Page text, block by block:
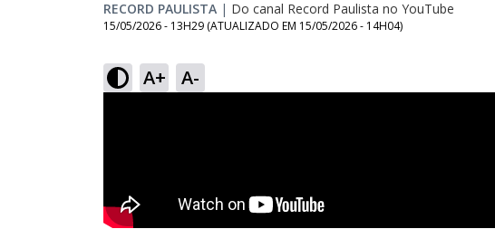
RECORD PAULISTA | Do canal Record Paulista no YouTube
15/05/2026 - 13H29 (ATUALIZADO EM 15/05/2026 - 14H04)
A+ A-